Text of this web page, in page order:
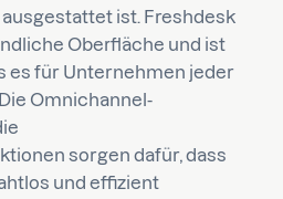
ist. Freshdesk
Oberfläche und ist
es für Unternehmen jeder
Omnichannel-
sorgen dafür, dass
und effizient